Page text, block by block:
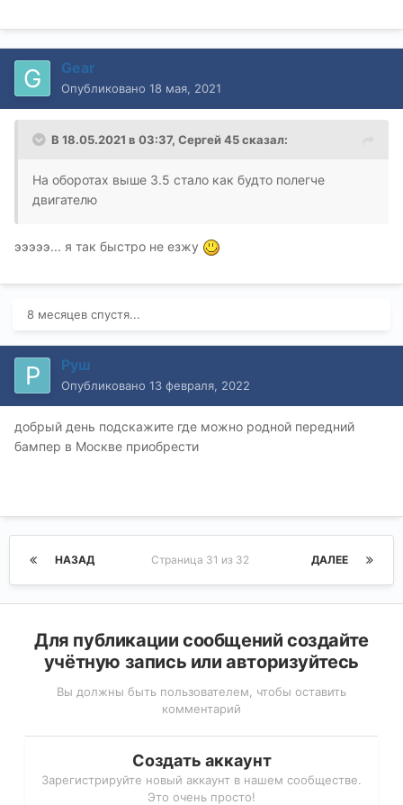
Gear
Опубликовано 18 мая, 2021
В 18.05.2021 в 03:37, Сергей 45сказал:
На оборотах выше 3.5 стало как будто полегче
двигателю
эээээ... я так быстро не езжу
8 месяцев спустя...
Руш
Опубликовано 13 февраля, 2022
добрый день подскажите где можно родной передний
бампер в Москве приобрести
НАЗАД ДАЛЕЕ
Страница 31 из 32
Для публикации сообщений создайте
учётную запись или авторизуйтесь
Вы должны быть пользователем, чтобы оставить
комментарий
Создать аккаунт
Зарегистрируйте новый аккаунт в нашем сообществе.
Это очень просто!